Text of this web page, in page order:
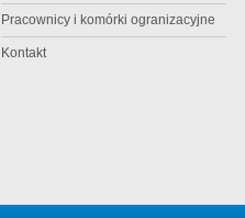
Pracownicy i komórki ogranizacyjne
Kontakt